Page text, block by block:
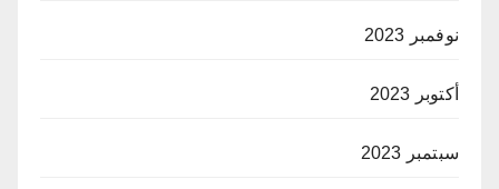
نوفمبر 2023
أكتوبر 2023
سبتمبر 2023